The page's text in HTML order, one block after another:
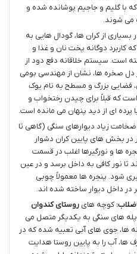
با گلیم و جاجیم پوشانده شده و
می شوند.
بسیاری از کران ها، گودال هایی به
کاربرد دوگانه پخت نان و غذا و
است. سیستم خلاقانه دفع دود از
صخره ها، نشان از مهندسی بومی
فضایی بزرگ و مسطح به نام یوک
که قبلاً برای چیدن رختخواب و
ای از دید پنهان می مانده است.
زیاد دیوارهای سنگی (گاهی تا
در بخش های پایین کران دشوار
ها و نورگیرها اغلب در قسمت
تا نور کافی به داخل برسد و در عین
شود. پنجره ها معمولاً چوبی
داخل دیوار ساخته شده اند.
کوچه های روستای کندوان
های سنگی به یکدیگر متصل می
ها، جوی های آبی تعبیه شده که در
ها، آب را به پایین روستا هدایت